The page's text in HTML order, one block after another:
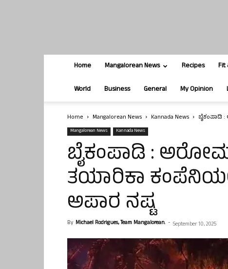
Home Mangalorean News Recipes Fit
World Business General My Opinion
Home Mangalorean News Kannada News ಬೈಕಂಪಾಡಿ
Mangalorean News Kannada News
ಬೈಕಂಪಾಡಿ :
ತಯಾರಿಕಾ
ಅಪಾರ ನಷ್ಟ
By Michael Rodrigues, Team Mangalorean. - September 10, 2025